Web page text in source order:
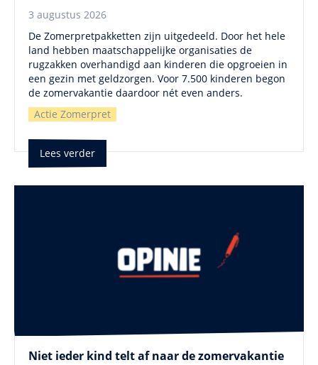
3 augustus 2026
De Zomerpretpakketten zijn uitgedeeld. Door het hele
land hebben maatschappelijke organisaties de
rugzakken overhandigd aan kinderen die opgroeien in
een gezin met geldzorgen. Voor 7.500 kinderen begon
de zomervakantie daardoor nét even anders.
Actie Zomerpret
Lees verder
Niet ieder kind telt af naar de zomervakantie